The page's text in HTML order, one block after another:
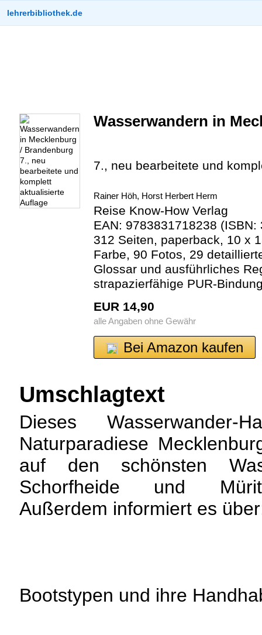
lehrerbibliothek.de
Wasserwandern in
7., neu bearbeitete und
Rainer Höh, Horst Herbert Herm
Reise Know-How Verlag
EAN: 9783831718238 (ISBN:
312 Seiten, paperback, 10 x
Farbe, 90 Fotos, 29
Glossar und ausführliches
strapazierfähige PUR-
EUR 14,90
alle Angaben ohne Gewähr
Bei Amazon kaufen
Umschlagtext
Dieses
Naturparadiese
auf den schönsten
Schorfheide und
Außerdem informiert es
Bootstypen und ihre